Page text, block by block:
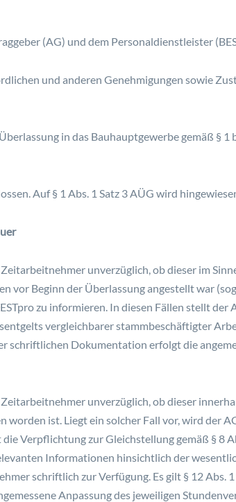
(AG) und dem Personaldienstleister
und anderen Genehmigungen sowie
in das Bauhauptgewerbe gemäß §
Auf § 1 Abs. 1 Satz 3 AÜG wird
unverzüglich, ob dieser im
Beginn der Überlassung angestellt war
zu informieren. In diesen Fällen stellt
vergleichbarer stammbeschäftigter
schriftlichen Dokumentation erfolgt die
unverzüglich, ob dieser
worden ist. Liegt ein solcher Fall vor, wird der
Verpflichtung zur Gleichstellung gemäß § 8
Informationen hinsichtlich der
schriftlich zur Verfügung. Es gilt § 12 Abs.
Anpassung des jeweiligen